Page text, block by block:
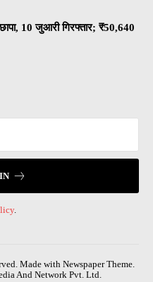
10 जुआरी गिरफ्तार; ₹50,640
.
Made with Newspaper Theme.
And Network Pvt. Ltd.